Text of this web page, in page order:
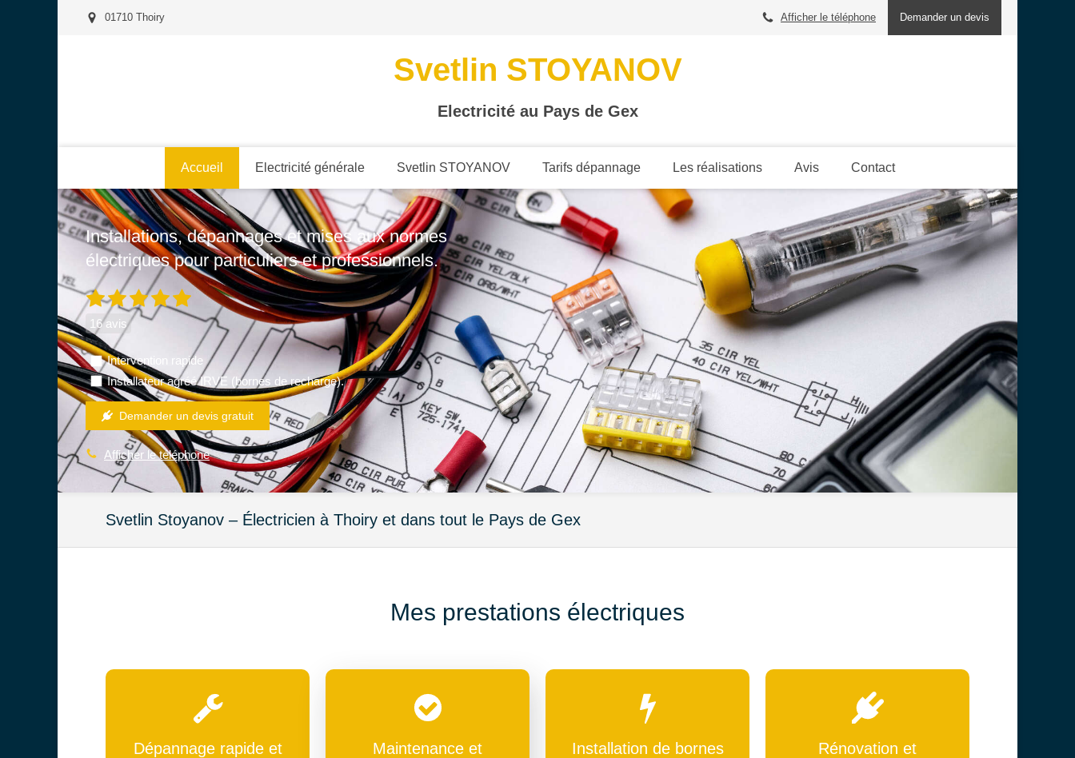
01710 Thoiry Demander un devis
Afficher le téléphone
Svetlin STOYANOV
Electricité au Pays de Gex
Accueil Electricité générale Svetlin STOYANOV Tarifs dépannage Les réalisations Avis Contact
Installations, dépannages et mises aux normes
électriques pour particuliers et professionnels.
16 avis
Intervention rapide
Installateur agréé IRVE (bornes de recharge).
Demander un devis gratuit
Afficher le téléphone
Svetlin Stoyanov – Électricien à Thoiry et dans tout le Pays de Gex
Mes prestations électriques
Dépannage rapide et
Maintenance et
Installation de bornes
Rénovation et